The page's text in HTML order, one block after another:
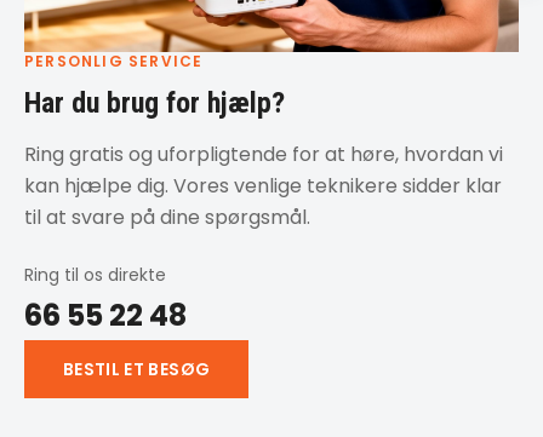
PERSONLIG SERVICE
Har du brug for hjælp?
Ring gratis og uforpligtende for at høre, hvordan vi
kan hjælpe dig. Vores venlige teknikere sidder klar
til at svare på dine spørgsmål.
Ring til os direkte
66 55 22 48
BESTIL ET BESØG